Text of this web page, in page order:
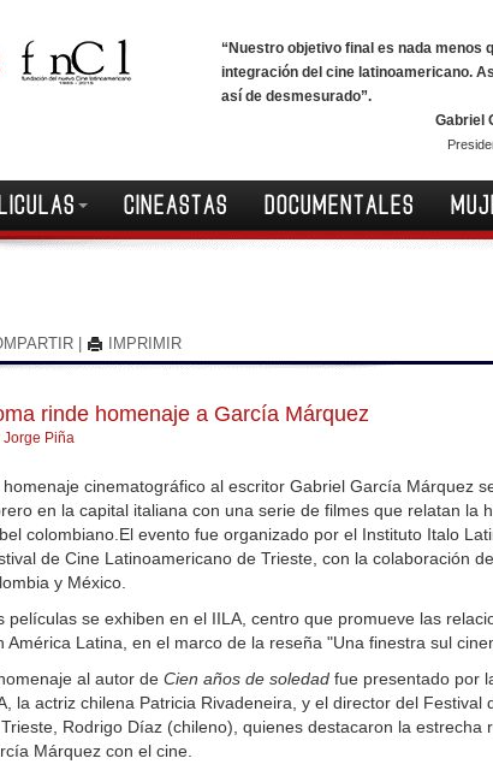
“Nuestro objetivo final es nada menos
integración del cine latinoamericano.
así de desmesurado”.
Gabriel
CINEASTAS DOCUMENTALES
IMPRIMIR
rinde homenaje a García Márquez
Jorge Piña
homenaje cinematográfico al escritor Gabriel García Márquez
en la capital italiana con una serie de filmes que relatan la
colombiano.El evento fue organizado por el Instituto Italo
de Cine Latinoamericano de Trieste, con la colaboración
y México.
películas se exhiben en el IILA, centro que promueve las
América Latina, en el marco de la reseña "Una finestra sul
al autor deCien años de soledad fue presentado por
la actriz chilena Patricia Rivadeneira, y el director del Festival
Rodrigo Díaz (chileno), quienes destacaron la estrecha
Márquez con el cine.